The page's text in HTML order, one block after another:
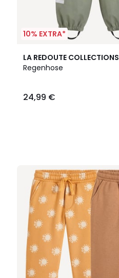
10% EXTRA*
LA REDOUTE COLLECTIONS
Regenhose
24,99 €